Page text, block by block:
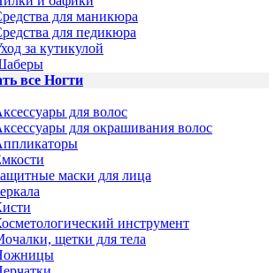
для маникюра
для педикюра
за кутикулой
все Ногти
для волос
для окрашивания волос
маски для лица
инструмент
щетки для тела